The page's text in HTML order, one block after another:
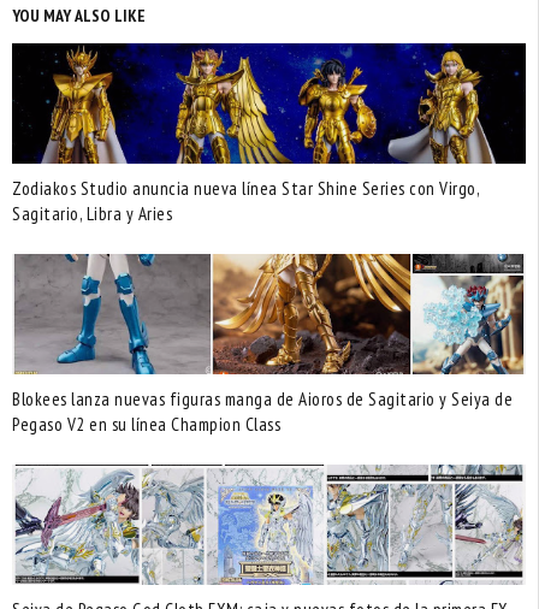
YOU MAY ALSO LIKE
Zodiakos Studio anuncia nueva línea Star Shine Series con Virgo,
Sagitario, Libra y Aries
Blokees lanza nuevas figuras manga de Aioros de Sagitario y Seiya de
Pegaso V2 en su línea Champion Class